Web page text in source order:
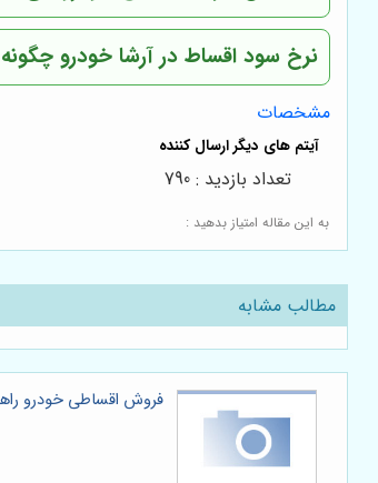
نرخ سود اقساط در آرشا خودرو
مشخصات
به این مقاله امتیاز بدهید :
تعداد بازدید : 790
مطالب مشابه
فروش اقساطی خودرو